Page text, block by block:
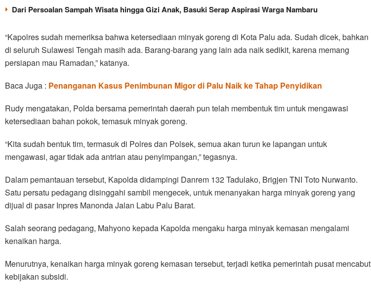
Dari Persoalan Sampah Wisata hingga Gizi Anak, Basuki Serap Aspirasi Warga Nambaru
“Kapolres sudah memeriksa bahwa ketersediaan minyak goreng di Kota Palu ada. Sudah dicek, bahkan
di seluruh Sulawesi Tengah masih ada. Barang-barang yang lain ada naik sedikit, karena memang
persiapan mau Ramadan,” katanya.
Baca Juga : Penanganan Kasus Penimbunan Migor di Palu Naik ke Tahap Penyidikan
Rudy mengatakan, Polda bersama pemerintah daerah pun telah membentuk tim untuk mengawasi
ketersediaan bahan pokok, temasuk minyak goreng.
“Kita sudah bentuk tim, termasuk di Polres dan Polsek, semua akan turun ke lapangan untuk
mengawasi, agar tidak ada antrian atau penyimpangan,” tegasnya.
Dalam pemantauan tersebut, Kapolda didampingi Danrem 132 Tadulako, Brigjen TNI Toto Nurwanto.
Satu persatu pedagang disinggahi sambil mengecek, untuk menanyakan harga minyak goreng yang
dijual di pasar Inpres Manonda Jalan Labu Palu Barat.
Salah seorang pedagang, Mahyono kepada Kapolda mengaku harga minyak kemasan mengalami
kenaikan harga.
Menurutnya, kenaikan harga minyak goreng kemasan tersebut, terjadi ketika pemerintah pusat mencabut
kebijakan subsidi.